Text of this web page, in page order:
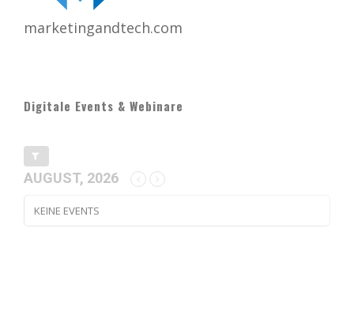
marketingandtech.com
Digitale Events & Webinare
AUGUST, 2026
KEINE EVENTS